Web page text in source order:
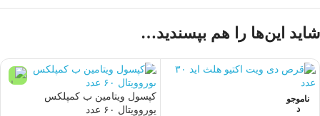
شاید این‌ها را هم بپسندید…
ناموجو
د
کپسول ویتامین ب کمپلکس
یوروویتال ۶۰ عدد